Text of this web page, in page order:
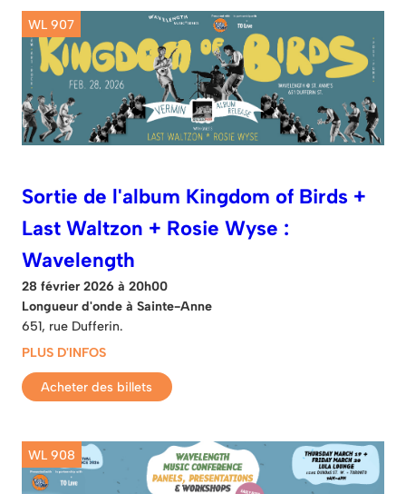
WL 907
Sortie de l'album Kingdom of Birds +
Last Waltzon + Rosie Wyse :
Wavelength
28 février 2026 à 20h00
Longueur d'onde à Sainte-Anne
651, rue Dufferin.
PLUS D'INFOS
Acheter des billets
WL 908